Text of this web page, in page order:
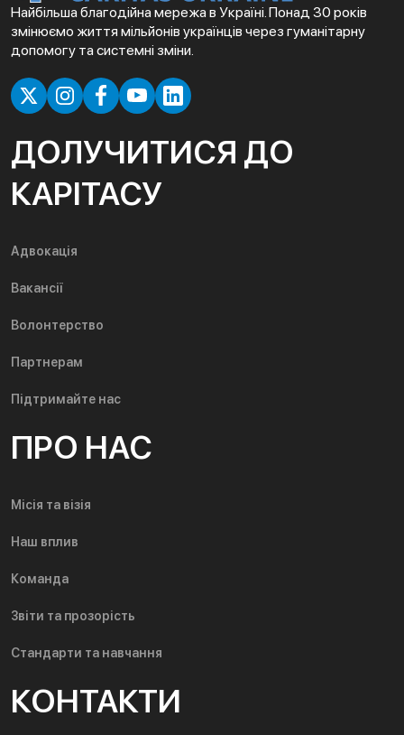
Найбільша благодійна мережа в Україні. Понад 30 років
змінюємо життя мільйонів українців через гуманітарну
допомогу та системні зміни.
ДОЛУЧИТИСЯ ДО
КАРІТАСУ
Адвокація
Вакансії
Волонтерство
Партнерам
Підтримайте нас
ПРО НАС
Місія та візія
Наш вплив
Команда
Звіти та прозорість
Стандарти та навчання
КОНТАКТИ